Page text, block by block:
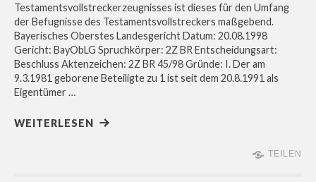
Testamentsvollstreckerzeugnisses ist dieses für den Umfang
der Befugnisse des Testamentsvollstreckers maßgebend.
Bayerisches Oberstes Landesgericht Datum: 20.08.1998
Gericht: BayObLG Spruchkörper: 2Z BR Entscheidungsart:
Beschluss Aktenzeichen: 2Z BR 45/98 Gründe: I. Der am
9.3.1981 geborene Beteiligte zu 1 ist seit dem 20.8.1991 als
Eigentümer …
WEITERLESEN
TEILEN